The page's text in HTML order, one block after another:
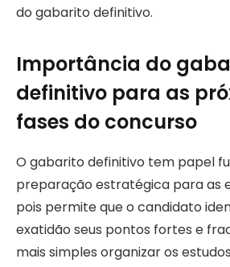
do gabarito definitivo.
Importância do
definitivo para as
fases do concurso
O gabarito definitivo tem papel
preparação estratégica para as
pois permite que o candidato
exatidão seus pontos fortes e
mais simples organizar os